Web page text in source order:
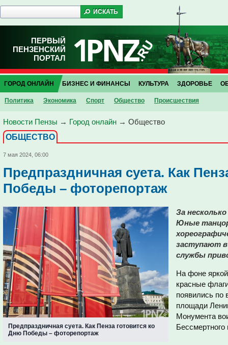
ПЕРВЫЙ
ПЕНЗЕНСКИЙ
ПОРТАЛ
ГОРОД ОНЛАЙН
Политика Экономика Спорт Общество Проиcшествия
БИЗНЕС И ФИНАНСЫ КУЛЬТУРА ЗДОРОВЬЕ
Новости Пензы → Город онлайн → Общество
ОБЩЕСТВО
7 мая 2024, 06:00
Предпраздничная суета. Как
Победы – фоторепортаж
Предпраздничная суета. Как Пенза готовится ко
Дню Победы – фоторепортаж
За
Юные
заступают в
службы
На фоне
красные
появились по
площади
Монумента